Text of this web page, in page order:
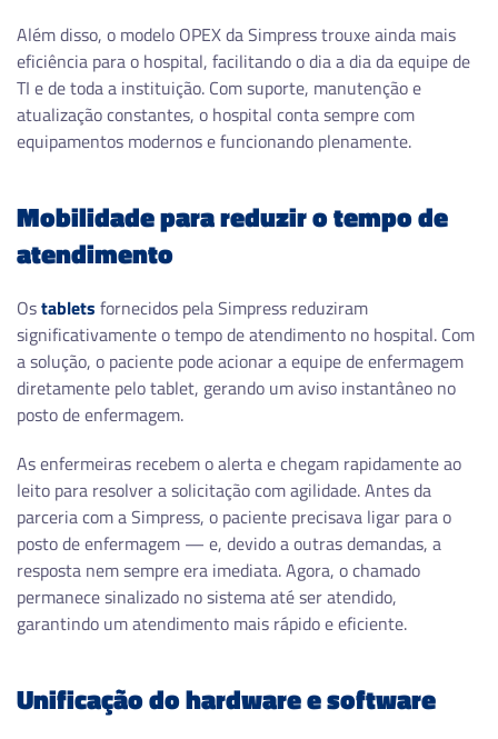
Além disso, o modelo OPEX da Simpress trouxe ainda mais
eficiência para o hospital, facilitando o dia a dia da equipe de
TI e de toda a instituição. Com suporte, manutenção e
atualização constantes, o hospital conta sempre com
equipamentos modernos e funcionando plenamente.
Mobilidade para reduzir o tempo de
atendimento
Ostablets fornecidos pela Simpress reduziram
significativamente o tempo de atendimento no hospital. Com
a solução, o paciente pode acionar a equipe de enfermagem
diretamente pelo tablet, gerando um aviso instantâneo no
posto de enfermagem.
As enfermeiras recebem o alerta e chegam rapidamente ao
leito para resolver a solicitação com agilidade. Antes da
parceria com a Simpress, o paciente precisava ligar para o
posto de enfermagem — e, devido a outras demandas, a
resposta nem sempre era imediata. Agora, o chamado
permanece sinalizado no sistema até ser atendido,
garantindo um atendimento mais rápido e eficiente.
Unificação do hardware e software